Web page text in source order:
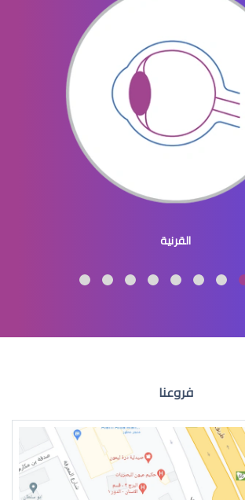
اخصائي بصريات جامعة الملك سعود
اخصائي بصريات الرياض
دكتور بصريات جامعة القصيم
القرنية
فروعنا